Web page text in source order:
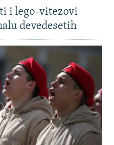
i lego-vitezovi
devedesetih